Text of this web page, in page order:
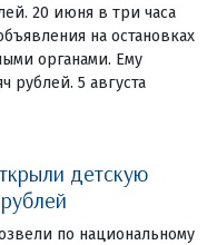
20 июня в три часа
на остановках
органами. Ему
рублей. 5 августа
детскую
по национальному